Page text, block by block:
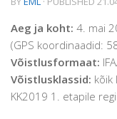
Aeg ja koht: 4. mai
(GPS koordinaadid:
Võistlusformaat:
Võistlusklassid: kõik
KK2019 1. etapile